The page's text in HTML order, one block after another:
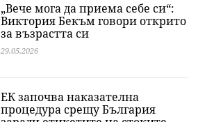
„Вече мога да приема себе си“:
Виктория Бекъм говори открито
за възрастта си
29.05.2026
ЕК започва наказателна
процедура срещу България